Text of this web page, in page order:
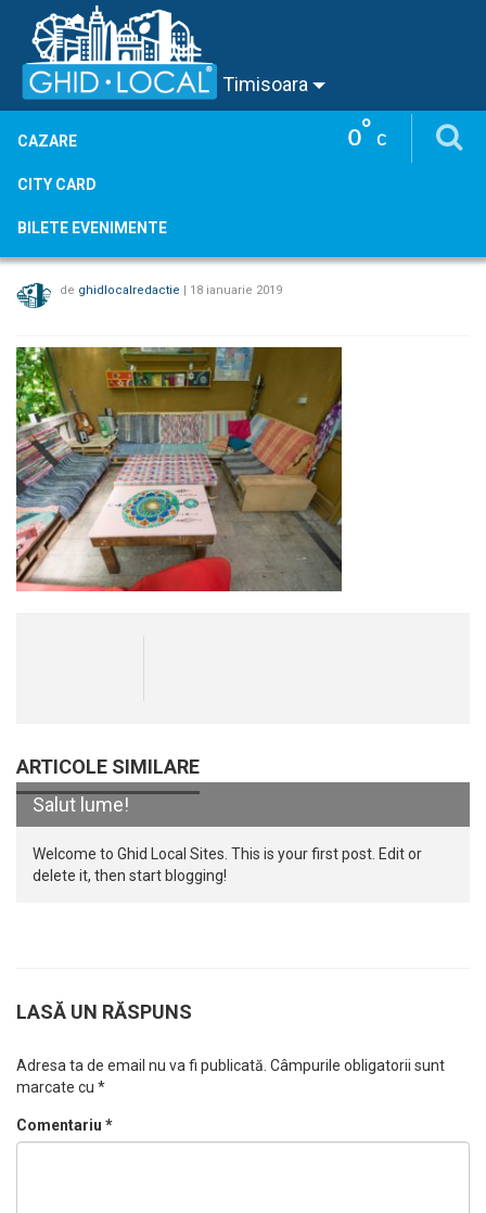
Timisoara
0° C
CAZARE
CITY CARD
BILETE EVENIMENTE
de ghidlocalredactie | 18 ianuarie 2019
ARTICOLE SIMILARE
Salut lume!
Welcome to Ghid Local Sites. This is your first post. Edit or
delete it, then start blogging!
LASĂ UN RĂSPUNS
Adresa ta de email nu va fi publicată. Câmpurile obligatorii sunt
marcate cu *
Comentariu *